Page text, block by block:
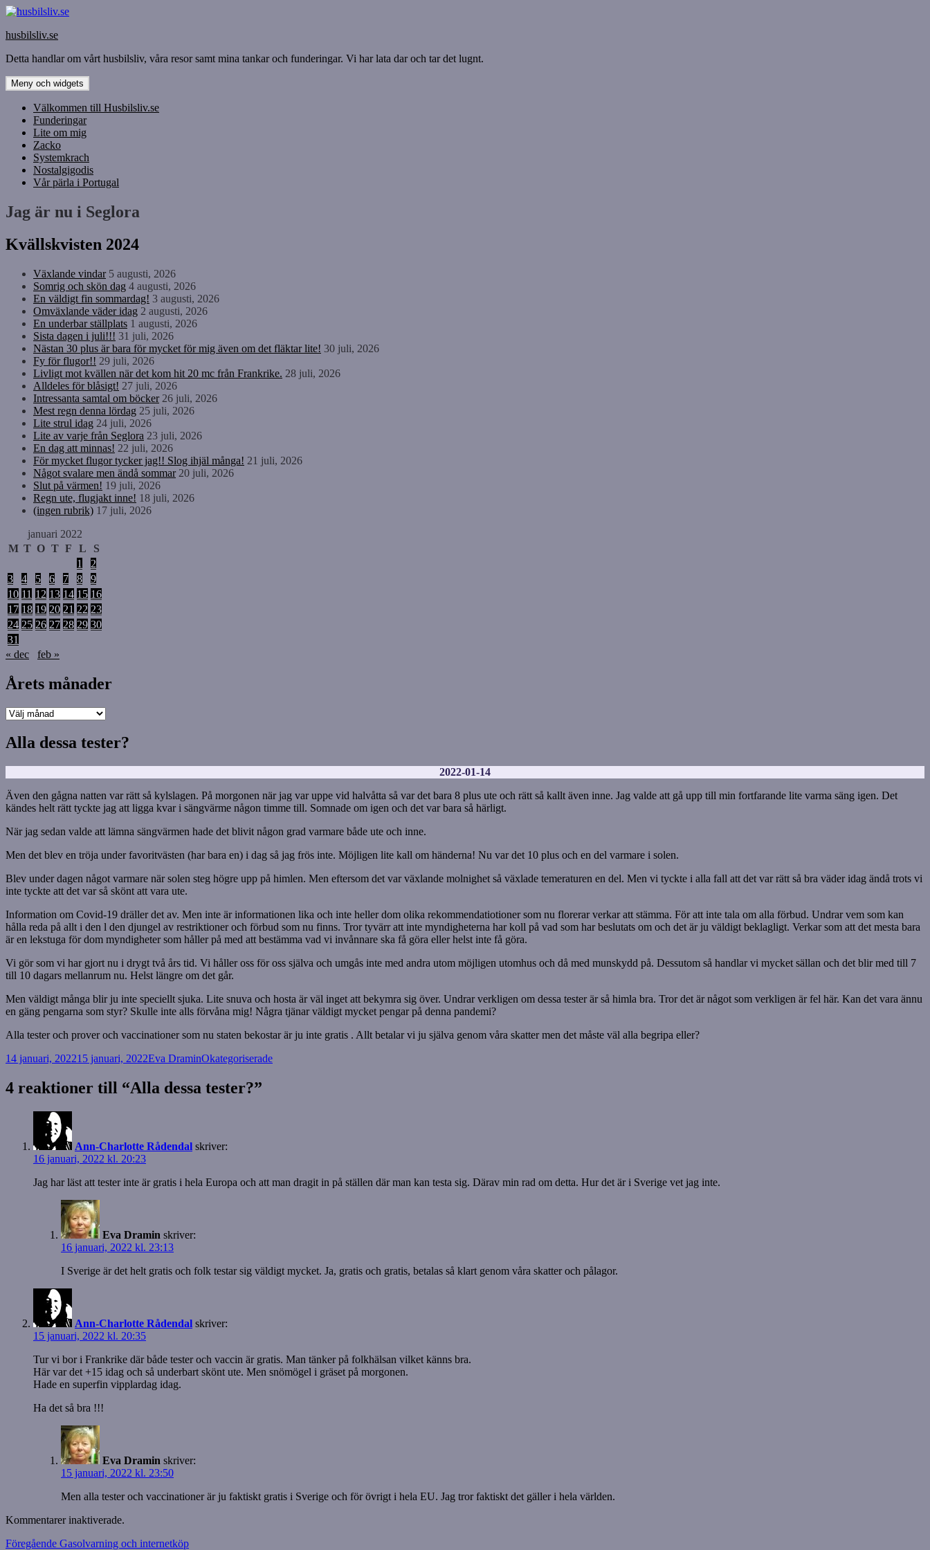
Hoppa
innehåll
husbilsliv.se
Detta handlar om vårt husbilsliv, våra resor samt mina tankar och funderingar. Vi har lata dar och tar det lugnt.
Meny och widgets
Välkommen till Husbilsliv.se
Funderingar
Lite om mig
Zacko
Systemkrach
Nostalgigodis
Vår pärla i Portugal
Jag är nu i Seglora
Kvällskvisten 2024
Växlande vindar 5 augusti, 2026
Somrig och skön dag 4 augusti, 2026
En väldigt fin sommardag! 3 augusti, 2026
Omväxlande väder idag 2 augusti, 2026
En underbar ställplats 1 augusti, 2026
Sista dagen i juli!!! 31 juli, 2026
Nästan 30 plus är bara för mycket för mig även om det fläktar lite! 30 juli, 2026
Fy för flugor!! 29 juli, 2026
Livligt mot kvällen när det kom hit 20 mc från Frankrike. 28 juli, 2026
Alldeles för blåsigt! 27 juli, 2026
Intressanta samtal om böcker 26 juli, 2026
Mest regn denna lördag 25 juli, 2026
Lite strul idag 24 juli, 2026
Lite av varje från Seglora 23 juli, 2026
En dag att minnas! 22 juli, 2026
För mycket flugor tycker jag!! Slog ihjäl många! 21 juli, 2026
Något svalare men ändå sommar 20 juli, 2026
Slut på värmen! 19 juli, 2026
Regn ute, flugjakt inne! 18 juli, 2026
(ingen rubrik) 17 juli, 2026
januari 2022
M T O T F L
S
1
2
3
4 5 6 7 8
9
10 11 12 13 14 15 16
17 18 19 20 21 22 23
24 25 26 27 28 29 30
31
« dec
feb »
Årets månader
Årets
Alla dessa tester?
2022-01-14
Även den gågna natten var rätt så kylslagen. På morgonen när jag var uppe vid halvåtta så var det bara 8 plus ute och rätt så kallt även inne. Jag valde att gå upp till min fortfarande lite varma säng igen. Det
kändes helt rätt tyckte jag att ligga kvar i sängvärme någon timme till. Somnade om igen och det var bara så härligt.
När jag sedan valde att lämna sängvärmen hade det blivit någon grad varmare både ute och inne.
Men det blev en tröja under favoritvästen (har bara en) i dag så jag frös inte. Möjligen lite kall om händerna! Nu var det 10 plus och en del varmare i solen.
Blev under dagen något varmare när solen steg högre upp på himlen. Men eftersom det var växlande molnighet så växlade temeraturen en del. Men vi tyckte i alla fall att det var rätt så bra väder idag ändå trots vi
inte tyckte att det var så skönt att vara ute.
Information om Covid-19 dräller det av. Men inte är informationen lika och inte heller dom olika rekommendatiotioner som nu florerar verkar att stämma. För att inte tala om alla förbud. Undrar vem som kan
hålla reda på allt i den l den djungel av restriktioner och förbud som nu finns. Tror tyvärr att inte myndigheterna har koll på vad som har beslutats om och det är ju väldigt beklagligt. Verkar som att det mesta bara
är en lekstuga för dom myndigheter som håller på med att bestämma vad vi invånnare ska få göra eller helst inte få göra.
Vi gör som vi har gjort nu i drygt två års tid. Vi håller oss för oss själva och umgås inte med andra utom möjligen utomhus och då med munskydd på. Dessutom så handlar vi mycket sällan och det blir med till 7
till 10 dagars mellanrum nu. Helst längre om det går.
Men väldigt många blir ju inte speciellt sjuka. Lite snuva och hosta är väl inget att bekymra sig över. Undrar verkligen om dessa tester är så himla bra. Tror det är något som verkligen är fel här. Kan det vara ännu
en gäng pengarna som styr? Skulle inte alls förvåna mig! Några tjänar väldigt mycket pengar på denna pandemi?
Alla tester och prover och vaccinationer som nu staten bekostar är ju inte gratis . Allt betalar vi ju själva genom våra skatter men det måste väl alla begripa eller?
Postat
14 januari, 202215 januari, 2022Författare
Eva DraminKategorier
Okategoriserade
4 reaktioner till “Alla dessa tester?”
Ann-Charlotte Rådendal skriver:
16 januari, 2022 kl. 20:23
Jag har läst att tester inte är gratis i hela Europa och att man dragit in på ställen där man kan testa sig. Därav min rad om detta. Hur det är i Sverige vet jag inte.
Eva Dramin skriver:
16 januari, 2022 kl. 23:13
I Sverige är det helt gratis och folk testar sig väldigt mycket. Ja, gratis och gratis, betalas så klart genom våra skatter och pålagor.
Ann-Charlotte Rådendal skriver:
15 januari, 2022 kl. 20:35
Tur vi bor i Frankrike där både tester och vaccin är gratis. Man tänker på folkhälsan vilket känns bra.
Här var det +15 idag och så underbart skönt ute. Men snömögel i gräset på morgonen.
Hade en superfin vipplardag idag.
Ha det så bra !!!
Eva Dramin skriver:
15 januari, 2022 kl. 23:50
Men alla tester och vaccinationer är ju faktiskt gratis i Sverige och för övrigt i hela EU. Jag tror faktiskt det gäller i hela världen.
Kommentarer inaktiverade.
Inläggsnavigering
Föregående Föregående
Gasolvarning och internetköp